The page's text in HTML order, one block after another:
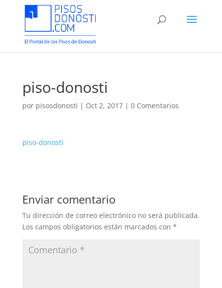
piso-donosti
por pisosdonosti | Oct 2, 2017| 0 Comentarios
piso-donosti
Enviar comentario
Tu dirección de correo electrónico no será publicada.
Los campos obligatorios están marcados con *